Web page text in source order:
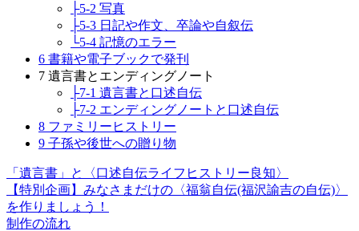
├5-2 写真
├5-3 日記や作文、卒論や自叙伝
└5-4 記憶のエラー
6 書籍や電子ブックで発刊
7 遺言書とエンディングノート
├7-1 遺言書と口述自伝
├7-2 エンディングノートと口述自伝
8 ファミリーヒストリー
9 子孫や後世への贈り物
「遺言書」と〈口述自伝ライフヒストリー良知〉
【特別企画】みなさまだけの〈福翁自伝(福沢諭吉の自伝)〉
を作りましょう！
制作の流れ